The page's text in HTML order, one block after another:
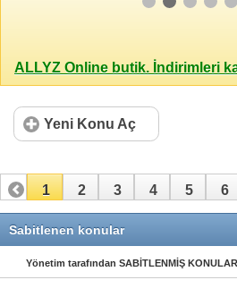
ALLYZ Online butik. İndirimleri
Yeni Konu Aç
1 2 3 4 5 6
Sabitlenen konular
Yönetim tarafından SABİTLENMİŞ KONULAR